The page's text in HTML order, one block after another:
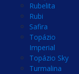
Rubelita
Rubi
Safira
Topázio
Imperial
Topázio Sky
Turmalina